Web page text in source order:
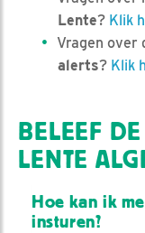
Lente? Klik
Vragen over
alerts? Klik
BELEEF DE
LENTE
Hoe kan ik
insturen?